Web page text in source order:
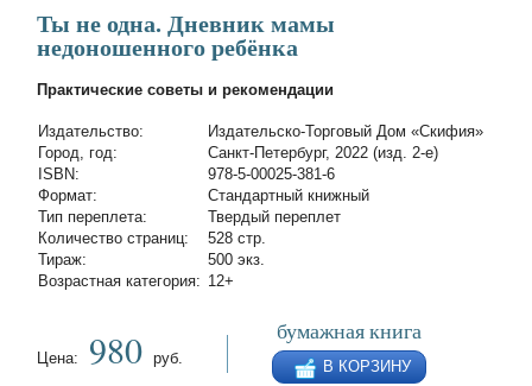
Ты не одна. Дневник мамы
недоношенного ребёнка
Практические советы и рекомендации
Издательство:
Издательско-Торговый Дом «Скифия»
Город, год:
Санкт-Петербург, 2022 (изд. 2-е)
ISBN:
978-5-00025-381-6
Формат:
Стандартный книжный
Тип переплета:
Твердый переплет
Количество страниц:
528 стр.
Тираж:
500 экз.
Возрастная категория: 12+
Цена: 980 руб.
бумажная книга
В КОРЗИНУ